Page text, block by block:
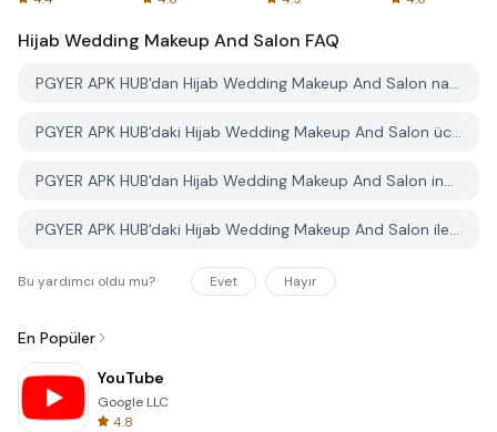
Hijab Wedding Makeup And Salon FAQ
PGYER APK HUB'dan Hijab Wedding Makeup And Salon nasıl indirilir?
PGYER APK HUB'daki Hijab Wedding Makeup And Salon ücretsiz mi indirilebilir?
PGYER APK HUB'dan Hijab Wedding Makeup And Salon indirmek için bir hesaba ihtiyacım var mı?
PGYER APK HUB'daki Hijab Wedding Makeup And Salon ile ilgili bir sorunu nasıl bildirebilirim?
Bu yardımcı oldu mu? Evet Hayır
En Popüler
YouTube
Google LLC
4.8